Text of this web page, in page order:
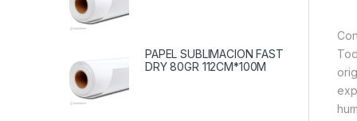
PAPEL SUBLIMACION FAST
DRY 80GR 112CM*100M